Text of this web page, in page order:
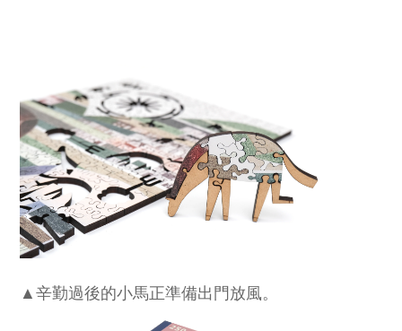
▲辛勤過後的小馬正準備出門放風。